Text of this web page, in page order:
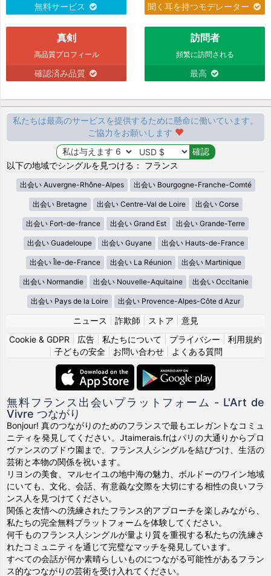
無料サービス 聞く耳を持つモデレーター
真剣
高品質プロフィール
確認済み品質
訪問者
頻繁に訪問される
最高
私たちは最高のサービスを提供するために懸命に働いています。
ご協力をお願いします
以下の地域でシングルを見つける： フランス
出会い Auvergne-Rhône-Alpes 出会い Bourgogne-Franche-Comté
出会い Bretagne 出会い Centre-Val de Loire 出会い Corse
出会い Fort-de-france 出会い Grand Est 出会い Grande-Terre
出会い Guadeloupe 出会い Guyane 出会い Hauts-de-France
出会い Île-de-France 出会い La Réunion 出会い Martinique
出会い Normandie 出会い Nouvelle-Aquitaine 出会い Occitanie
出会い Pays de la Loire 出会い Provence-Alpes-Côte d Azur
ニュース 詐欺師 ストア
意見
Cookie & GDPR
広告 私たちについて プライバシー
利用規約
子どもの安全| お問い合わせ| よくある質問
無料フランス出会いプラットフォーム - L'Art de
Vivre つながり
Bonjour! 真のつながりのためのフランスで最もエレガントなコミュ
ニティを発見してください。Jtaimerais.frはパリの大通りからプロ
ヴァンスのブドウ園まで、フランス人シングルを結びつけ、生活の
芸術と本物の関係を祝います。
リヨンの美食、マルセイユの地中海の魅力、ボルドーのワイン地域
にいても、文化、会話、有意義な交際を大切にする相性の良いフラ
ンス人を見つけてください。
関係と友情への洗練されたフランス的アプローチを楽しみながら、
私たちの完全無料プラットフォームを体験してください。
何千ものフランス人シングルが量より質を重視する私たちの洗練さ
れたコミュニティを通じて完璧なマッチを発見しています。
すべての会話が何か素晴らしいものにつながる可能性があるフラン
ス的なつながりの芸術を受け入れてください。